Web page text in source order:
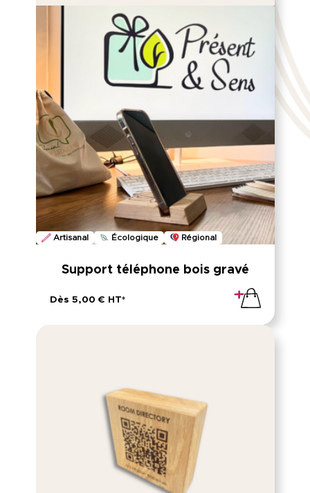
Artisanal Écologique Régional
Support téléphone bois gravé
Dès 5,00 € HT*